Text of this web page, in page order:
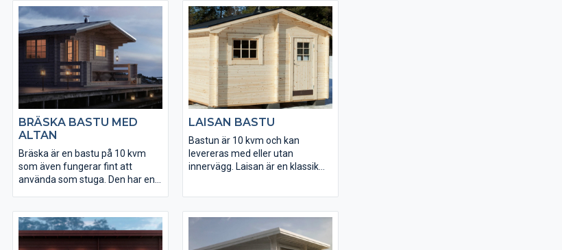
BRÄSKA BASTU MED
ALTAN
Bräska är en bastu på 10 kvm
som även fungerar fint att
använda som stuga. Den har en
så att en liggplats kan anordnas i
bastun. Mellan bastu- och
relaxdelen sitter en glasdörr.
LAISAN BASTU
Bastun är 10 kvm och kan
levereras med eller utan
innervägg. Laisan är en klassik
Harvia finns som tillval.